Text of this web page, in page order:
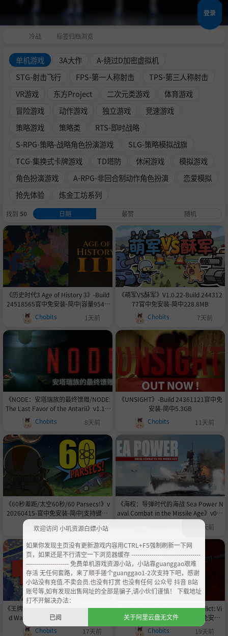
登录
冷战 标签归档浏览
单机游戏 3A大作
A-绕过D加密虚拟机
STG-射击飞行
FPS-第一人称射击
TPS-第三人称射击
VR游戏
东方Project 二次元类游戏
体育游戏
冒险游戏
动作游戏 独立游戏
竞速游戏
策略游戏
策略类
RTS-即时战略
S-RPG-策略-战略角色扮演游戏
SLG-策略模拟战旗
TCG-集换式卡牌游戏
TD塔防 休闲游戏
模拟游戏
角色扮演游戏
A-RPG-非回合制动作角色扮演
恋爱模拟
抢先体验
炼金工坊系列
找到 50 日期 最赞 随机
《历史时代3 Age of History 3》-Build
24518565官中免安装-简中|容量954.6
Chobits 1天前
《萌军VS酥军》V1.0.22-Build 244312
77官中免安装-简中228.8MB
Chobits
7天前
《NODE：安塔瑞族的最终馈赠/NODE:
The Last Favor of the Antarii》v1.1.3
14i-官中免安装-简中6.5GB
Chobits 8天前
《UNSIGHT》-Build 24361121官中免
安装-简中5.3GB
Chobits
11天前
《60秒差距/太空60秒/60 Parsecs!》v
20260415-官中免安装-简中|支持键鼠.
手柄|赠多项修改器|容量1.78GB
Chobits 13天前
《海权：导弹时代的海战 Sea Power N
aval Combat in the Missile Age》v0.8.
1-Build 24297410官中免安装-简中|容
15天前
《王牌特工：冷战风云2/Maestro's Col
d War 2》-Build 24283198官中免安
装-简中1.6GB
Chobits 17天前
《军事冲突：越南 Military Conflict: Vi
etnam》-Build 24263892官中免安装-
简中|容量26.3GB
Chobits 19天前
欢迎访问 小叽资源白嫖小站
如果你发现主页没有更新游戏内容用CTRL+F5强制刷新一下网
页，如果还是不行清空一下浏览器缓存 ----------------------------------
--------------------- 免费单机游戏资源小站，小站靠guanggao艰难
存活 无任何套路，来了顺手搓个guanggao1-2次支持下吧，感谢
小站没有充值.不卖会员.也没有打赏 也没有任何 公众号 抖音 B站
账号等,如有发现出售网址的全部是骗子,请小伙们谨慎！ 下载地址
打不开解决办法：
已阅
关于阿里云盘无文件